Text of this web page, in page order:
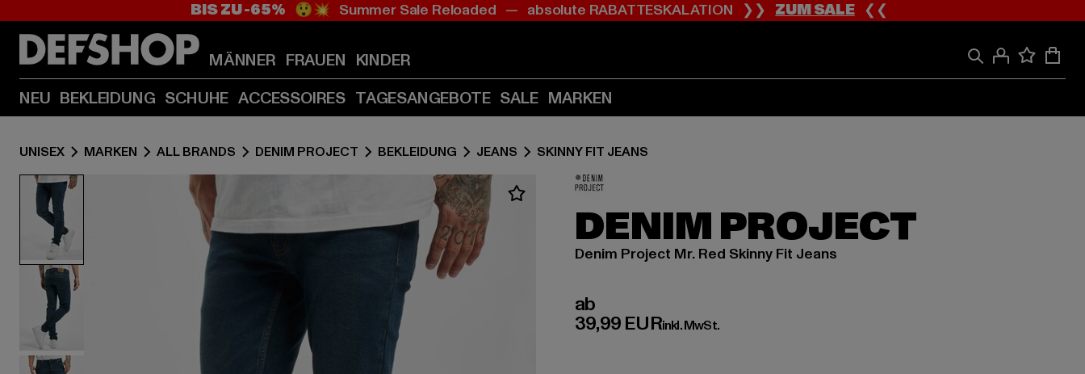
Zum
(Enter
drücken)
Zum
(Enter
drücken)
BIS ZU -65% 😲💥 Summer Sale Reloaded — absolute RABATTESKALATION ❯❯ZUM SALE❮❮
MÄNNER FRAUEN KINDER
NEU BEKLEIDUNG SCHUHE ACCESSOIRES TAGESANGEBOTE SALE MARKEN
UNISEX MARKEN ALL BRANDS DENIM PROJECT BEKLEIDUNG JEANS SKINNY FIT JEANS
DENIM PROJECT
Denim Project Mr. Red Skinny Fit Jeans
ab
39,99 EUR
Derzeitiger Preis: ab 39,99 EUR
inkl. MwSt.